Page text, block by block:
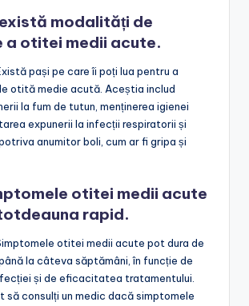
modalități de
a otitei medii acute.
pași pe care îi poți lua pentru a
otită medie acută. Aceștia includ
la fum de tutun, menținerea igienei
expunerii la infecții respiratorii și
anumitor boli, cum ar fi gripa și
otitei medii acute
rapid.
otitei medii acute pot dura de
la câteva săptămâni, în funcție de
și de eficacitatea tratamentului.
să consulți un medic dacă simptomele